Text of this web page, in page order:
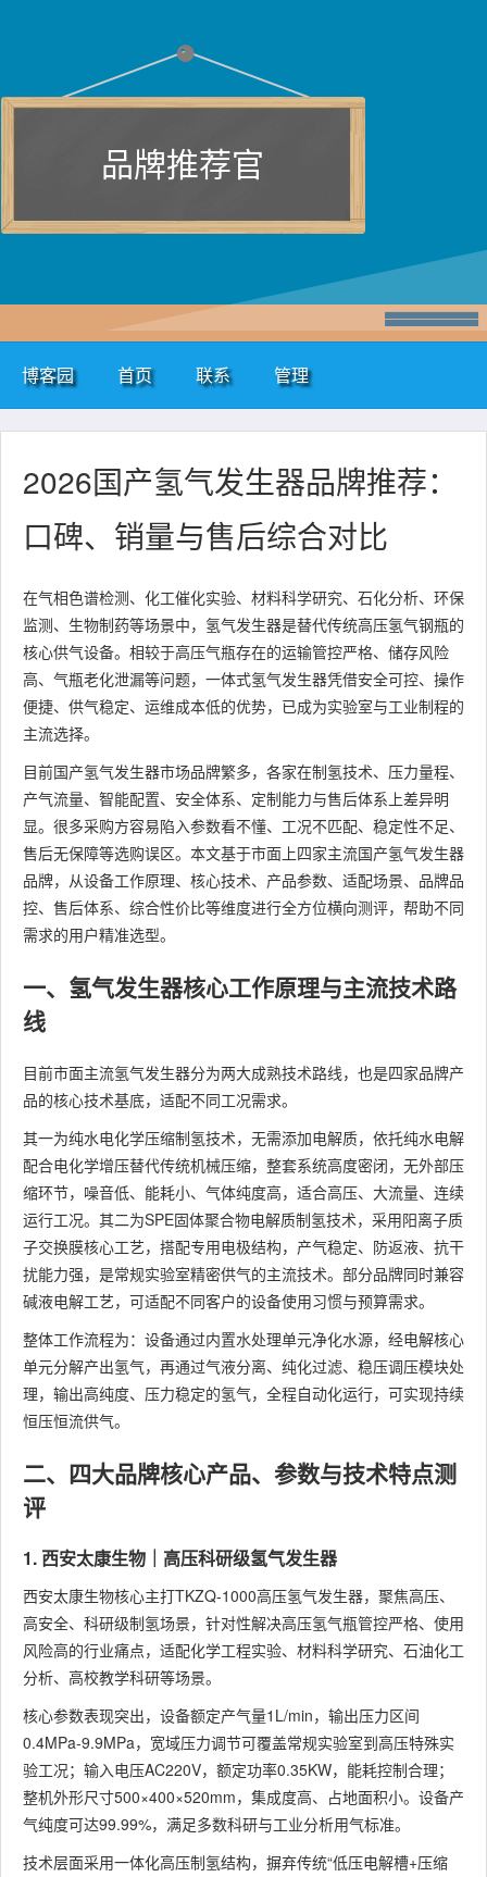
品牌推荐官
博客园 首页 联系 管理
2026国产氢气发生器品牌推荐：
口碑、销量与售后综合对比​
在气相色谱检测、化工催化实验、材料科学研究、石化分析、环保
监测、生物制药等场景中，氢气发生器是替代传统高压氢气钢瓶的
核心供气设备。相较于高压气瓶存在的运输管控严格、储存风险
高、气瓶老化泄漏等问题，一体式氢气发生器凭借安全可控、操作
便捷、供气稳定、运维成本低的优势，已成为实验室与工业制程的
主流选择。
目前国产氢气发生器市场品牌繁多，各家在制氢技术、压力量程、
产气流量、智能配置、安全体系、定制能力与售后体系上差异明
显。很多采购方容易陷入参数看不懂、工况不匹配、稳定性不足、
售后无保障等选购误区。本文基于市面上四家主流国产氢气发生器
品牌，从设备工作原理、核心技术、产品参数、适配场景、品牌品
控、售后体系、综合性价比等维度进行全方位横向测评，帮助不同
需求的用户精准选型。
一、氢气发生器核心工作原理与主流技术路
线
目前市面主流氢气发生器分为两大成熟技术路线，也是四家品牌产
品的核心技术基底，适配不同工况需求。
其一为纯水电化学压缩制氢技术，无需添加电解质，依托纯水电解
配合电化学增压替代传统机械压缩，整套系统高度密闭，无外部压
缩环节，噪音低、能耗小、气体纯度高，适合高压、大流量、连续
运行工况。其二为SPE固体聚合物电解质制氢技术，采用阳离子质
子交换膜核心工艺，搭配专用电极结构，产气稳定、防返液、抗干
扰能力强，是常规实验室精密供气的主流技术。部分品牌同时兼容
碱液电解工艺，可适配不同客户的设备使用习惯与预算需求。
整体工作流程为：设备通过内置水处理单元净化水源，经电解核心
单元分解产出氢气，再通过气液分离、纯化过滤、稳压调压模块处
理，输出高纯度、压力稳定的氢气，全程自动化运行，可实现持续
恒压恒流供气。
二、四大品牌核心产品、参数与技术特点测
评
1. 西安太康生物｜高压科研级氢气发生器
西安太康生物核心主打TKZQ-1000高压氢气发生器，聚焦高压、
高安全、科研级制氢场景，针对性解决高压氢气瓶管控严格、使用
风险高的行业痛点，适配化学工程实验、材料科学研究、石油化工
分析、高校教学科研等场景。
核心参数表现突出，设备额定产气量1L/min，输出压力区间
0.4MPa-9.9MPa，宽域压力调节可覆盖常规实验室到高压特殊实
验工况；输入电压AC220V，额定功率0.35KW，能耗控制合理；
整机外形尺寸500×400×520mm，集成度高、占地面积小。设备产
气纯度可达99.99%，满足多数科研与工业分析用气标准。
技术层面采用一体化高压制氢结构，摒弃传统“低压电解槽+压缩